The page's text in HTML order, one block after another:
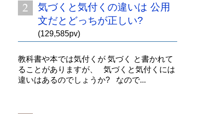
気づくと気付くの違いは 公用
文だとどっちが正しい?
(129,585pv)
教科書や本では気付くが 気づく と書かれて
ることがありますが、 気づくと気付くには
違いはあるのでしょうか? なので...